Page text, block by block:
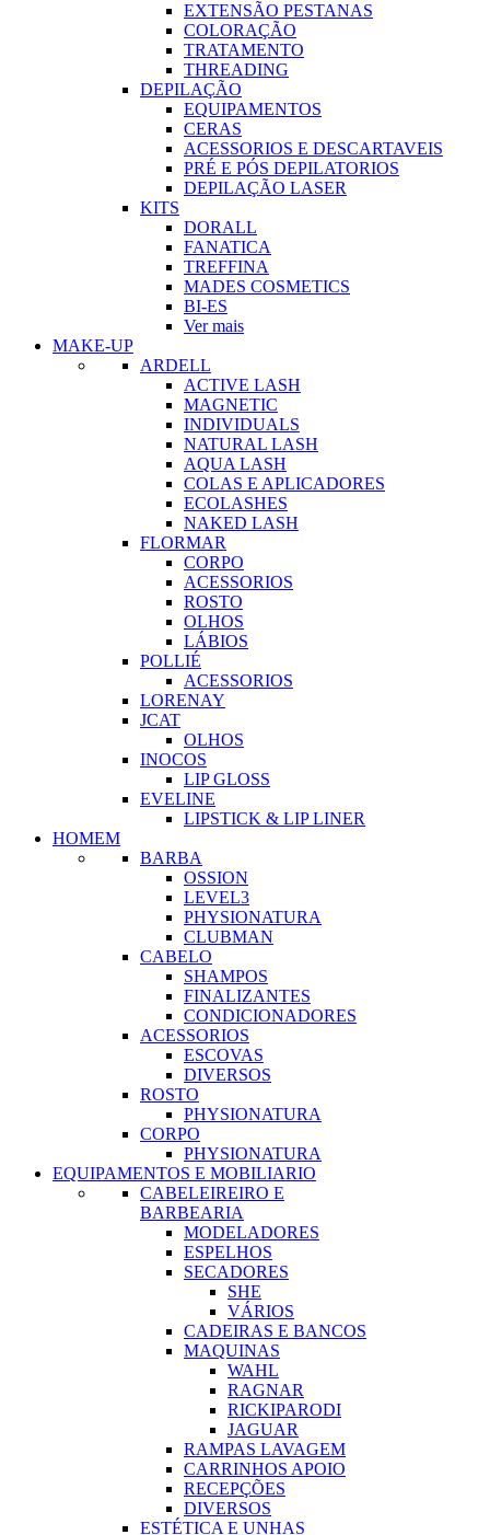
EXTENSÃO PESTANAS
COLORAÇÃO
TRATAMENTO
THREADING
DEPILAÇÃO
EQUIPAMENTOS
CERAS
ACESSORIOS E DESCARTAVEIS
PRÉ E PÓS DEPILATORIOS
DEPILAÇÃO LASER
KITS
DORALL
FANATICA
TREFFINA
MADES COSMETICS
BI-ES
Ver mais
MAKE-UP
ARDELL
ACTIVE LASH
MAGNETIC
INDIVIDUALS
NATURAL LASH
AQUA LASH
COLAS E APLICADORES
ECOLASHES
NAKED LASH
FLORMAR
CORPO
ACESSORIOS
ROSTO
OLHOS
LÁBIOS
POLLIÉ
ACESSORIOS
LORENAY
JCAT
OLHOS
INOCOS
LIP GLOSS
EVELINE
LIPSTICK & LIP LINER
HOMEM
BARBA
OSSION
LEVEL3
PHYSIONATURA
CLUBMAN
CABELO
SHAMPOS
FINALIZANTES
CONDICIONADORES
ACESSORIOS
ESCOVAS
DIVERSOS
ROSTO
PHYSIONATURA
CORPO
PHYSIONATURA
EQUIPAMENTOS E MOBILIARIO
CABELEIREIRO E
BARBEARIA
MODELADORES
ESPELHOS
SECADORES
SHE
VÁRIOS
CADEIRAS E BANCOS
MAQUINAS
WAHL
RAGNAR
RICKIPARODI
JAGUAR
RAMPAS LAVAGEM
CARRINHOS APOIO
RECEPÇÕES
DIVERSOS
ESTÉTICA E UNHAS